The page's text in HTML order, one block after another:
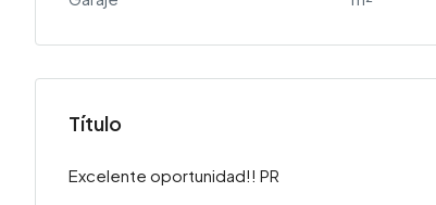
Título
Excelente oportunidad!! PR